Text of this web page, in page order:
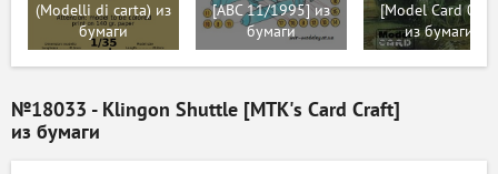
(Modelli di carta) из
бумаги
[ABC 11/1995] из
бумаги
[Model Card 081]
из бумаги
№18033 - Klingon Shuttle [MTK's Card Craft]
из бумаги